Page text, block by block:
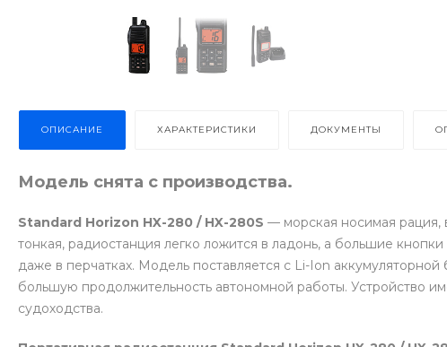
ОПИСАНИЕ ХАРАКТЕРИСТИКИ ДОКУМЕНТЫ
Модель снята с производства.
Standard Horizon HX-280 / HX-280S — морская носимая рация,
тонкая, радиостанция легко ложится в ладонь, а большие
даже в перчатках. Модель поставляется с Li-Ion
большую продолжительность автономной работы. Устройство
судоходства.